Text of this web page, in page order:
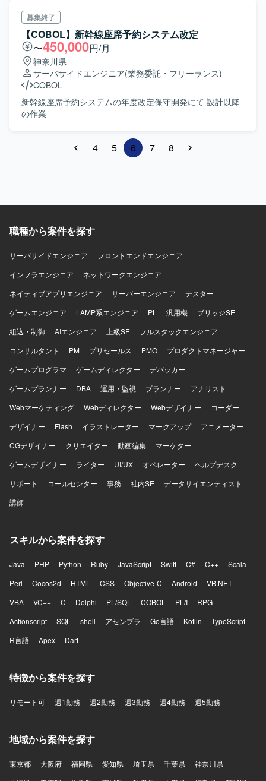
募集終了
【COBOL】新幹線座席予約システム改定
〜450,000円/月
神奈川県
サーバサイドエンジニア(業務委託・フリーランス)
COBOL
新幹線座席予約システムの年度改定保守開発にて 設計以降
の作業
4 5 6 7 8
職種から案件を探す
サーバサイドエンジニア
フロントエンドエンジニア
インフラエンジニア
ネットワークエンジニア
ネイティブアプリエンジニア
サーバーエンジニア
テスター
ゲームエンジニア
LAMP系エンジニア PL 汎用機
ブリッジSE
組込・制御
AIエンジニア 上級SE
フルスタックエンジニア
コンサルタント
PM プリセールス PMO
プロダクトマネージャー
ゲームプログラマ
ゲームディレクター
デバッカー
ゲームプランナー
DBA 運用・監視 プランナー
アナリスト
Webマーケティング
Webディレクター Webデザイナー
コーダー
デザイナー
Flash イラストレーター マークアップ
アニメーター
CGデザイナー
クリエイター 動画編集
マーケター
ゲームデザイナー
ライター UI/UX オペレーター
ヘルプデスク
サポート
コールセンター 事務 社内SE
データサイエンティスト
講師
スキルから案件を探す
Java PHP Python Ruby JavaScript Swift C# C++
Scala
Perl
Cocos2d HTML CSS Objective-C Android
VB.NET
VBA
VC++ C Delphi PL/SQL COBOL PL/I
RPG
Actionscript
SQL shell アセンブラ Go言語 Kotlin
TypeScript
R言語
Apex Dart
特徴から案件を探す
リモート可 週1勤務 週2勤務 週3勤務 週4勤務 週5勤務
地域から案件を探す
東京都 大阪府 福岡県 愛知県 埼玉県 千葉県
神奈川県